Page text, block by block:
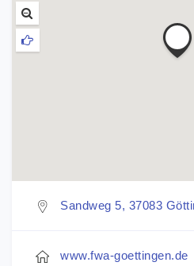
Sandweg 5, 37083
www.fwa-goettingen.de